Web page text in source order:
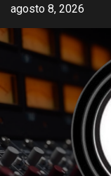
agosto 8, 2026